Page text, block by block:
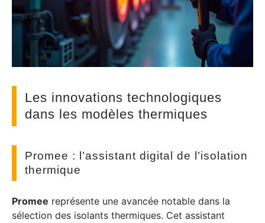
Les innovations technologiques
dans les modèles thermiques
Promee : l’assistant digital de l’isolation
thermique
Promee représente une avancée notable dans la
sélection des isolants thermiques. Cet assistant